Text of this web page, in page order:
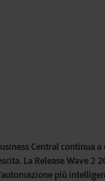
Central continua
La Release Wave
più